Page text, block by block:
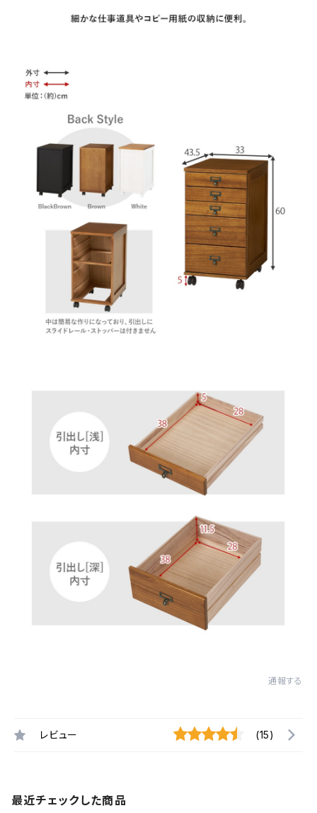
通報する
レビュー (15)
最近チェックした商品